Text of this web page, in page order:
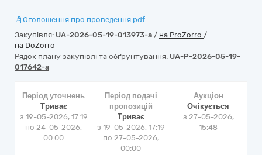
Оголошення про проведення.pdf
Закупівля: UA-2026-05-19-013973-a / на ProZorro /
на DoZorro
Рядок плану закупівлі та обґрунтування: UA-P-2026-05-19-
017642-a
Період уточнень
Триває
з 19-05-2026, 17:19
по 24-05-2026,
00:00
Період подачі
пропозицій
Триває
з 19-05-2026, 17:19
по 27-05-2026,
00:00
Аукціон
Очікується
з 27-05-2026,
15:48